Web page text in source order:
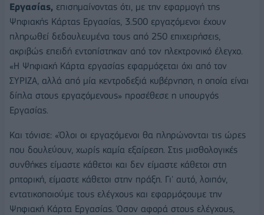
Εργασίας, επισημαίνοντας ότι, με την εφαρμογή της
Ψηφιακής Κάρτας Εργασίας, 3.500 εργαζόμενοι έχουν
πληρωθεί δεδουλευμένα τους από 250 επιχειρήσεις,
ακριβώς επειδή εντοπίστηκαν από τον ηλεκτρονικό έλεγχο.
«Η Ψηφιακή Κάρτα εργασίας εφαρμόζεται όχι από τον
ΣΥΡΙΖΑ, αλλά από μία κεντροδεξιά κυβέρνηση, η οποία είναι
δίπλα στους εργαζόμενους» προσέθεσε η υπουργός
Εργασίας.
Και τόνισε: «Όλοι οι εργαζόμενοι θα πληρώνονται τις ώρες
που δουλεύουν, χωρίς καμία εξαίρεση. Στις μισθολογικές
συνθήκες είμαστε κάθετοι και δεν είμαστε κάθετοι στη
ρητορική, είμαστε κάθετοι στην πράξη. Γι' αυτό, λοιπόν,
εντατικοποιούμε τους ελέγχους και εφαρμόζουμε την
Ψηφιακή Κάρτα Εργασίας. Όσον αφορά στους ελέγχους,